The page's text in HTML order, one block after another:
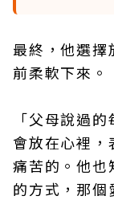
最終，他選擇
前柔軟下來。
「父母說過
會放在心裡，
痛苦的。他也
的方式，那個